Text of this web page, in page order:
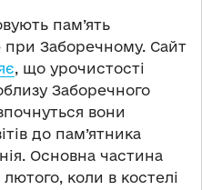
пам’ять
при Заборечному. Сайт
, що урочистості
Заборечного
вони
до пам’ятника
Основна частина
коли в костелі